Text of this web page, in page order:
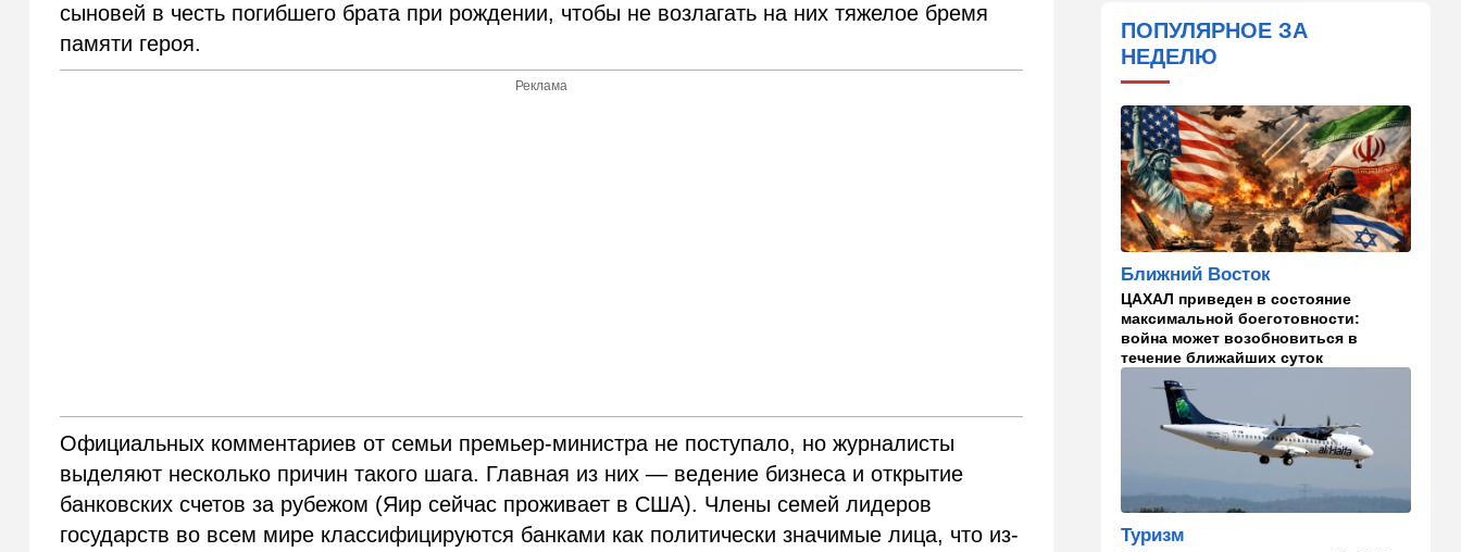
сыновей в честь погибшего брата при рождении, чтобы не возлагать на них тяжелое бремя
памяти героя.
Реклама
Официальных комментариев от семьи премьер-министра не поступало, но журналисты
выделяют несколько причин такого шага. Главная из них — ведение бизнеса и открытие
банковских счетов за рубежом (Яир сейчас проживает в США). Члены семей лидеров
государств во всем мире классифицируются банками как политически значимые лица, что из-
погибшая Диана: появилась
видеосъемка автобусного
18:38 Транспорт
Подарок к праздникам:
американские авиалинии
снова летят в Израиль
18:19 Мнения
В Японии пока не приняты
какие-либо новые решения
о ядерном оружии
18:18 Ближний Восток
Вашингтон нажал на паузу:
США настойчиво попросили
Израиль сбавить обороты в
Ливане
30 лет российско-
израильскому альманаху
еврейской культуры
ПОПУЛЯРНОЕ ЗА
НЕДЕЛЮ
Ближний Восток
ЦАХАЛ приведен в состояние
максимальной боеготовности:
война может возобновиться в
течение ближайших суток
Туризм